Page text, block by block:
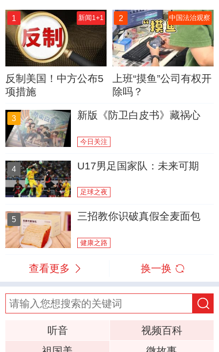
1 新闻1+1
反制美国！中方公布5
项措施
2 中国法治观察
上班“摸鱼”公司有权开
除吗？
3 新版《防卫白皮书》藏祸心
今日关注
4 U17男足国家队：未来可期
足球之夜
5 三招教你识破真假全麦面包
健康之路
查看更多 换一换
听音
视频百科